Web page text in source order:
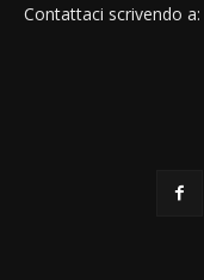
Contattaci scrivendo a: